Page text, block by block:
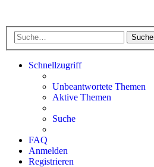
Suche
Schnellzugriff
Unbeantwortete Themen
Aktive Themen
Suche
FAQ
Anmelden
Registrieren